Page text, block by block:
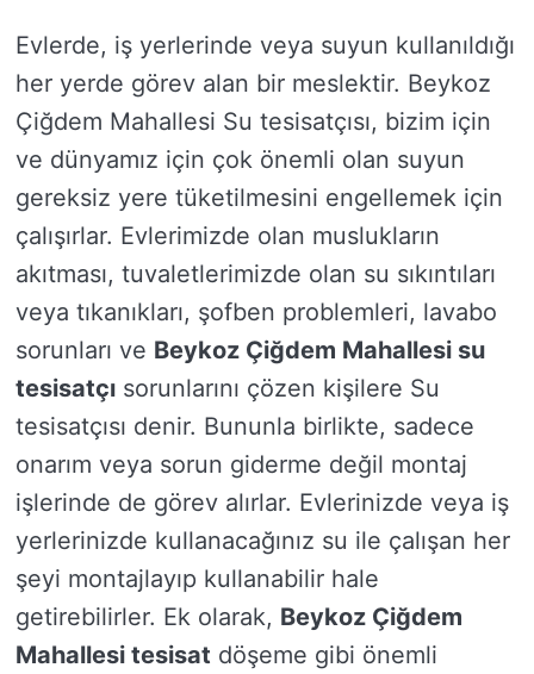
Evlerde, iş yerlerinde veya suyun kullanıldığı
her yerde görev alan bir meslektir. Beykoz
Çiğdem Mahallesi Su tesisatçısı, bizim için
ve dünyamız için çok önemli olan suyun
gereksiz yere tüketilmesini engellemek için
çalışırlar. Evlerimizde olan muslukların
akıtması, tuvaletlerimizde olan su sıkıntıları
veya tıkanıkları, şofben problemleri, lavabo
sorunları ve Beykoz Çiğdem Mahallesi su
tesisatçı sorunlarını çözen kişilere Su
tesisatçısı denir. Bununla birlikte, sadece
onarım veya sorun giderme değil montaj
işlerinde de görev alırlar. Evlerinizde veya iş
yerlerinizde kullanacağınız su ile çalışan her
şeyi montajlayıp kullanabilir hale
getirebilirler. Ek olarak, Beykoz Çiğdem
Mahallesi tesisat döşeme gibi önemli